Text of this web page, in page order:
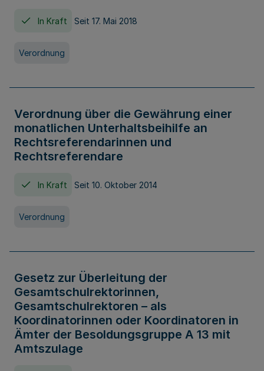
In Kraft Seit 17. Mai 2018
Verordnung
Verordnung über die Gewährung einer
monatlichen Unterhaltsbeihilfe an
Rechtsreferendarinnen und
Rechtsreferendare
In Kraft Seit 10. Oktober 2014
Verordnung
Gesetz zur Überleitung der
Gesamtschulrektorinnen,
Gesamtschulrektoren – als
Koordinatorinnen oder Koordinatoren in
Ämter der Besoldungsgruppe A 13 mit
Amtszulage